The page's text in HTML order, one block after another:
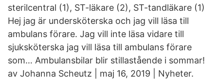
sterilcentral (1), ST-läkare (2), ST-tandläkare (1)
Hej jag är undersköterska och jag vill läsa till
ambulans förare. Jag vill inte läsa vidare till
sjuksköterska jag vill läsa till ambulans förare
som… Ambulansbilar blir stillastående i sommar!
av Johanna Scheutz | maj 16, 2019 | Nyheter.